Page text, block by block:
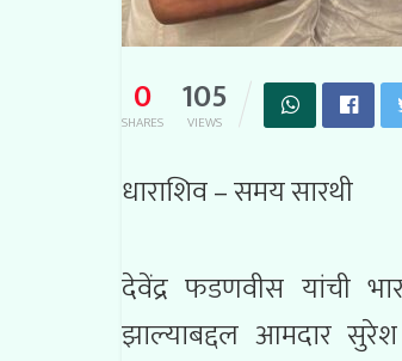
0
SHARES 105
VIEWS
धाराशिव – समय सारथी
देवेंद्र फडणवीस यांची
झाल्याबद्दल आमदार